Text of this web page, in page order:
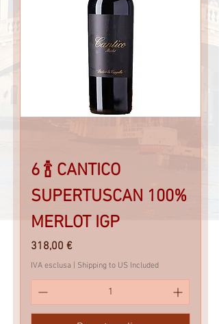
6 🍾 CANTICO
SUPERTUSCAN 100%
MERLOT IGP
Prezzo
318,00 €
IVA esclusa Shipping to US Included